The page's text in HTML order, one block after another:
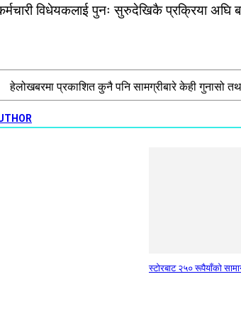
विधेयकलाई पुनः सुरुदेखिकै प्रक्रिया अघि
हेलोखबरमा प्रकाशित कुनै पनि सामग्रीबारे केही गुनासो
स्टाेरबाट २५० रूपैयाँको